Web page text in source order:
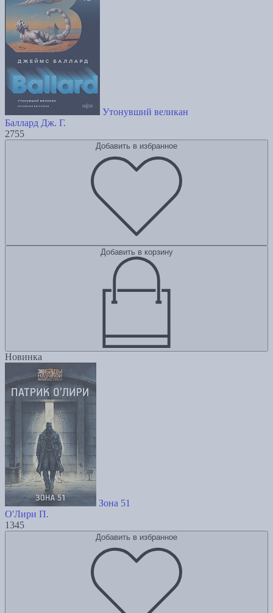
Утонувший великан
Баллард Дж. Г.
2755
Добавить в избранное
Добавить в корзину
Новинка
Зона 51
О'Лири П.
1345
Добавить в избранное